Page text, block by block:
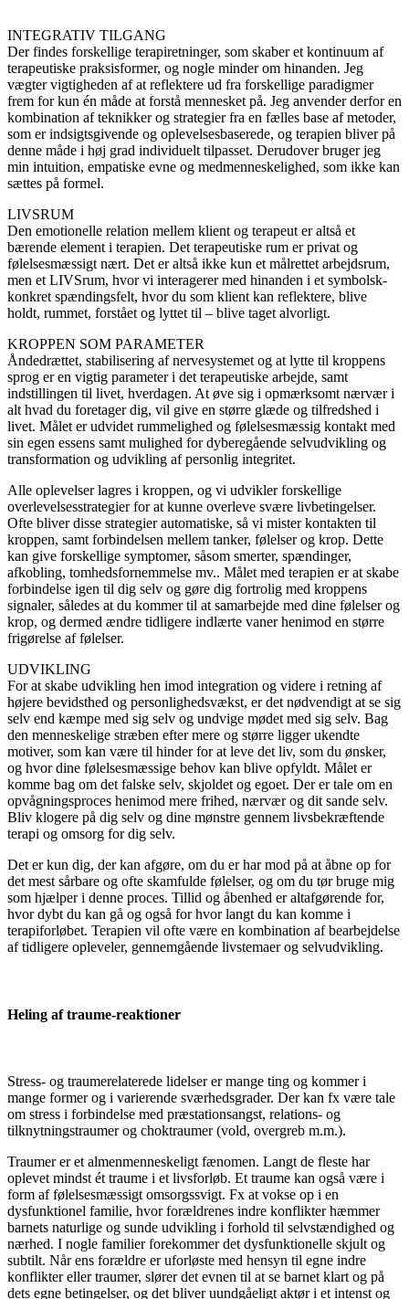
INTEGRATIV TILGANG
Der findes forskellige terapiretninger, som skaber et kontinuum af
terapeutiske praksisformer, og nogle minder om hinanden. Jeg
vægter vigtigheden af at reflektere ud fra forskellige paradigmer
frem for kun én måde at forstå mennesket på. Jeg anvender derfor en
kombination af teknikker og strategier fra en fælles base af metoder,
som er indsigtsgivende og oplevelsesbaserede, og terapien bliver på
denne måde i høj grad individuelt tilpasset. Derudover bruger jeg
min intuition, empatiske evne og medmenneskelighed, som ikke kan
sættes på formel.
LIVSRUM
Den emotionelle relation mellem klient og terapeut er altså et
bærende element i terapien. Det terapeutiske rum er privat og
følelsesmæssigt nært. Det er altså ikke kun et målrettet arbejdsrum,
men et LIVSrum, hvor vi interagerer med hinanden i et symbolsk-
konkret spændingsfelt, hvor du som klient kan reflektere, blive
holdt, rummet, forstået og lyttet til – blive taget alvorligt.
KROPPEN SOM PARAMETER
Åndedrættet, stabilisering af nervesystemet og at lytte til kroppens
sprog er en vigtig parameter i det terapeutiske arbejde, samt
indstillingen til livet, hverdagen. At øve sig i opmærksomt nærvær i
alt hvad du foretager dig, vil give en større glæde og tilfredshed i
livet. Målet er udvidet rummelighed og følelsesmæssig kontakt med
sin egen essens samt mulighed for dyberegående selvudvikling og
transformation og udvikling af personlig integritet.
Alle oplevelser lagres i kroppen, og vi udvikler forskellige
overlevelsesstrategier for at kunne overleve svære livbetingelser.
Ofte bliver disse strategier automatiske, så vi mister kontakten til
kroppen, samt forbindelsen mellem tanker, følelser og krop. Dette
kan give forskellige symptomer, såsom smerter, spændinger,
afkobling, tomhedsfornemmelse mv.. Målet med terapien er at skabe
forbindelse igen til dig selv og gøre dig fortrolig med kroppens
signaler, således at du kommer til at samarbejde med dine følelser og
krop, og dermed ændre tidligere indlærte vaner henimod en større
frigørelse af følelser.
UDVIKLING
For at skabe udvikling hen imod integration og videre i retning af
højere bevidsthed og personlighedsvækst, er det nødvendigt at se sig
selv end kæmpe med sig selv og undvige mødet med sig selv. Bag
den menneskelige stræben efter mere og større ligger ukendte
motiver, som kan være til hinder for at leve det liv, som du ønsker,
og hvor dine følelsesmæssige behov kan blive opfyldt. Målet er
komme bag om det falske selv, skjoldet og egoet. Der er tale om en
opvågningsproces henimod mere frihed, nærvær og dit sande selv.
Bliv klogere på dig selv og dine mønstre gennem livsbekræftende
terapi og omsorg for dig selv.
Det er kun dig, der kan afgøre, om du er har mod på at åbne op for
det mest sårbare og ofte skamfulde følelser, og om du tør bruge mig
som hjælper i denne proces. Tillid og åbenhed er altafgørende for,
hvor dybt du kan gå og også for hvor langt du kan komme i
terapiforløbet. Terapien vil ofte være en kombination af bearbejdelse
af tidligere opleveler, gennemgående livstemaer og selvudvikling.
Heling af traume-reaktioner
Stress- og traumerelaterede lidelser er mange ting og kommer i
mange former og i varierende sværhedsgrader. Der kan fx være tale
om stress i forbindelse med præstationsangst, relations- og
tilknytningstraumer og choktraumer (vold, overgreb m.m.).
Traumer er et almenmenneskeligt fænomen. Langt de fleste har
oplevet mindst ét traume i et livsforløb. Et traume kan også være i
form af følelsesmæssigt omsorgssvigt. Fx at vokse op i en
dysfunktionel familie, hvor forældrenes indre konflikter hæmmer
barnets naturlige og sunde udvikling i forhold til selvstændighed og
nærhed. I nogle familier forekommer det dysfunktionelle skjult og
subtilt. Når ens forældre er uforløste med hensyn til egne indre
konflikter eller traumer, slører det evnen til at se barnet klart og på
dets egne betingelser, og det bliver uundgåeligt aktør i et intenst og